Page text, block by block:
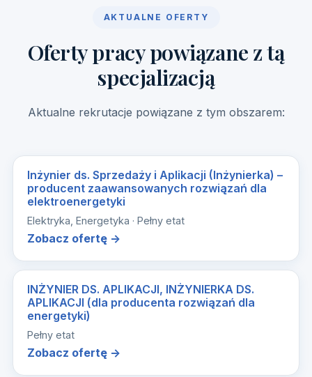
AKTUALNE OFERTY
Oferty pracy powiązane z tą
specjalizacją
Aktualne rekrutacje powiązane z tym obszarem:
Inżynier ds. Sprzedaży i Aplikacji (Inżynierka) –
producent zaawansowanych rozwiązań dla
elektroenergetyki
Elektryka, Energetyka · Pełny etat
Zobacz ofertę →
INŻYNIER DS. APLIKACJI, INŻYNIERKA DS.
APLIKACJI (dla producenta rozwiązań dla
energetyki)
Pełny etat
Zobacz ofertę →